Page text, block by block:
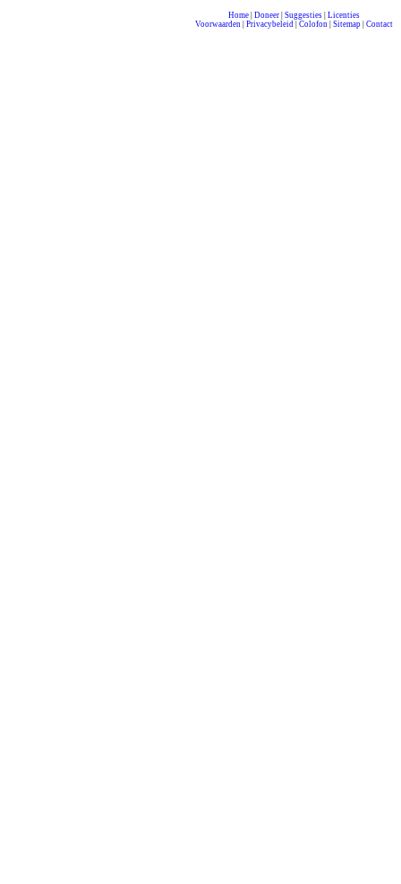
Home| Doneer| Suggesties| Licenties
Voorwaarden
Privacybeleid Colofon Sitemap| Contact